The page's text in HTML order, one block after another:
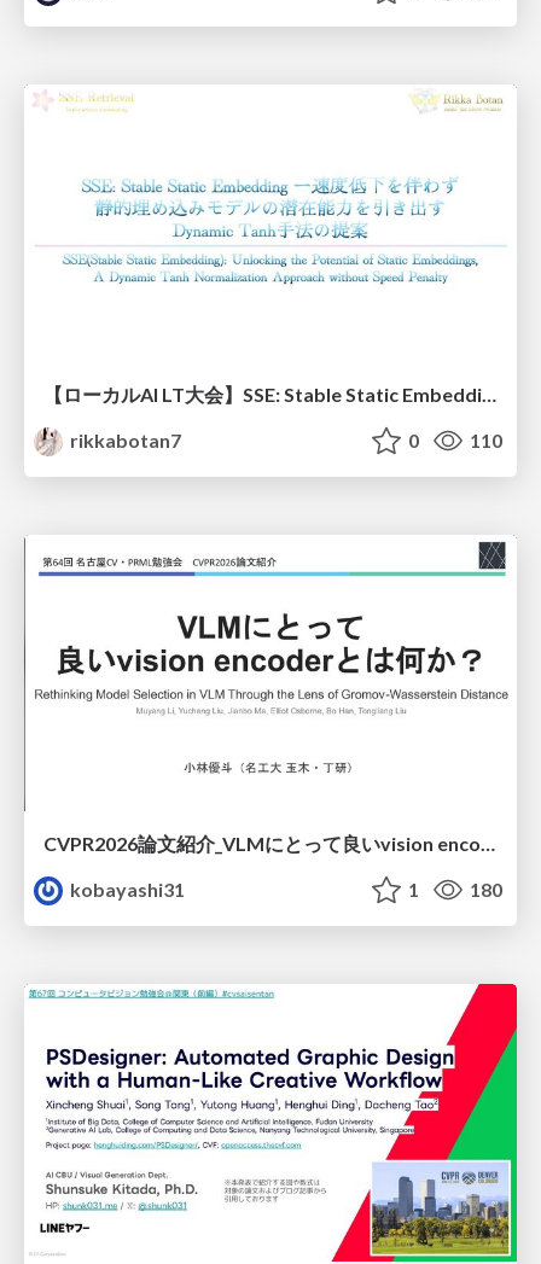
【ローカルAI LT大会】SSE: Stable Static Embedding ー速度低下を伴わず 静的埋め込みモデルの潜在能力を引き出す Dynamic Tanh手法の提案
rikkabotan7
0 110
CVPR2026論文紹介_VLMにとって​良いvision encoderとは何か？​Rethinking Model Selection in VLM Through the Lens of Gromov-Wasserstein Distance​
kobayashi31
1 180